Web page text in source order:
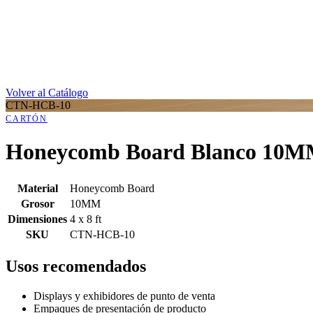
Volver al Catálogo
CTN-HCB-10
CARTÓN
Honeycomb Board Blanco
Material
Honeycomb Board
Grosor
10MM
Dimensiones 4 x 8 ft
SKU
CTN-HCB-10
Usos recomendados
Displays y exhibidores de punto de venta
Empaques de presentación de producto